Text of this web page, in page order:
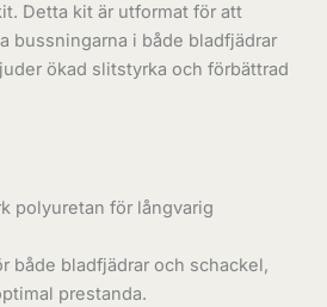
Detta kit är utformat för att
bussningarna i både bladfjädrar
ökad slitstyrka och förbättrad
polyuretan för långvarig
både bladfjädrar och schackel,
prestanda.